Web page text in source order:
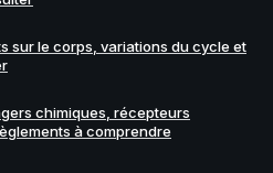
sur le corps, variations du cycle et
chimiques, récepteurs
à comprendre